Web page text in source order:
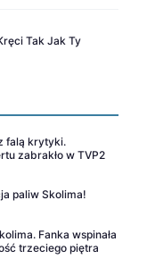
Tak Jak Ty
falą krytyki.
zabrakło w TVP2
paliw Skolima!
Fanka wspinała
trzeciego piętra